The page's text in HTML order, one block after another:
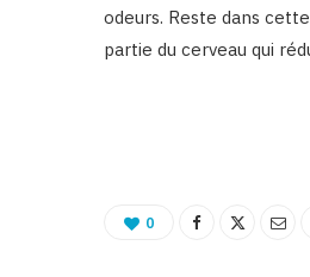
odeurs. Reste dans
partie du cerveau qui
0